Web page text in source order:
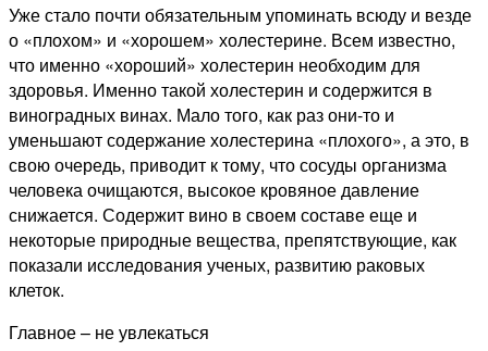
Уже стало почти обязательным упоминать всюду и везде
о «плохом» и «хорошем» холестерине. Всем известно,
что именно «хороший» холестерин необходим для
здоровья. Именно такой холестерин и содержится в
виноградных винах. Мало того, как раз они-то и
уменьшают содержание холестерина «плохого», а это, в
свою очередь, приводит к тому, что сосуды организма
человека очищаются, высокое кровяное давление
снижается. Содержит вино в своем составе еще и
некоторые природные вещества, препятствующие, как
показали исследования ученых, развитию раковых
клеток.
Главное – не увлекаться